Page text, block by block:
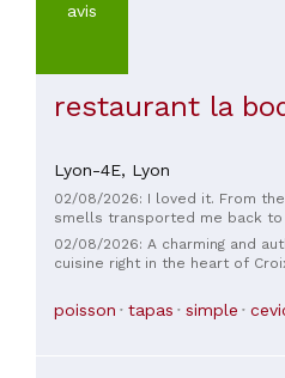
avis
restaurant la
Lyon-4E, Lyon
02/08/2026: I loved it. From
smells transported me back to
service was incredibly friendly,
warm hospitality. The food was
atmosphere was very
02/08/2026: A charming and
cuisine right in the heart of
poisson tapas simple